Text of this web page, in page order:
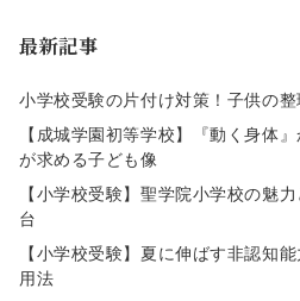
最新記事
小学校受験の片付け対策！子供の
【成城学園初等学校】『動く身体
が求める子ども像
【小学校受験】聖学院小学校の魅
台
【小学校受験】夏に伸ばす非認知
用法